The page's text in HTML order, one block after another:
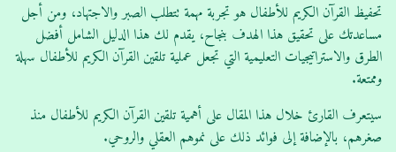
تحفيظ القرآن الكريم للأطفال هو تجربة مهمة تتطلب الصبر والاجتهاد، ومن أجل
مساعدتك على تحقيق هذا الهدف بنجاح، يقدم لك هذا الدليل الشامل أفضل
الطرق والاستراتيجيات التعليمية التي تجعل عملية تلقين القرآن الكريم للأطفال سهلة
وممتعة.
سيتعرف القارئ خلال هذا المقال على أهمية تلقين القرآن الكريم للأطفال منذ
صغرهم، بالإضافة إلى فوائد ذلك على نموهم العقلي والروحي.